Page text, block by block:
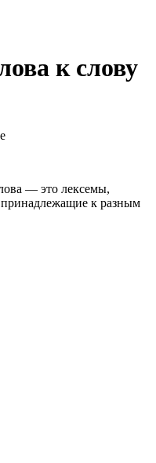
к слову
— это лексемы,
к разным